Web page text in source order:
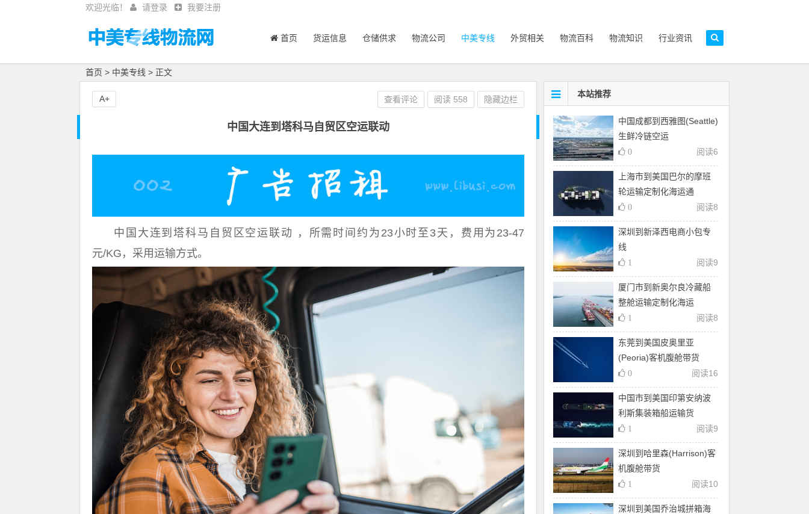
欢迎光临！ 请登录 我要注册
首页 货运信息 仓储供求 物流公司 中美专线 外贸相关 物流百科 物流知识 行业资讯
首页 > 中美专线 > 正文
中国大连到塔科马自贸区空运联动
中国大连到塔科马自贸区空运联动 ，所需时间约为23小时至3天，费用为23-47
元/KG，采用运输方式。
查看评论 阅读 558 隐藏边栏
A+ 本站推荐
中国成都到西雅图(Seattle)
生鲜冷链空运
阅读6
0
上海市到美国巴尔的摩班
轮运输定制化海运通
阅读8
0
深圳到新泽西电商小包专
线
阅读9
1
厦门市到新奥尔良冷藏船
整舱运输定制化海运
阅读8
1
东莞到美国皮奥里亚
(Peoria)客机腹舱带货
阅读16
0
中国市到美国印第安纳波
利斯集装箱船运输货
阅读9
1
深圳到哈里森(Harrison)客
机腹舱带货
阅读10
1
深圳到美国乔治城拼箱海